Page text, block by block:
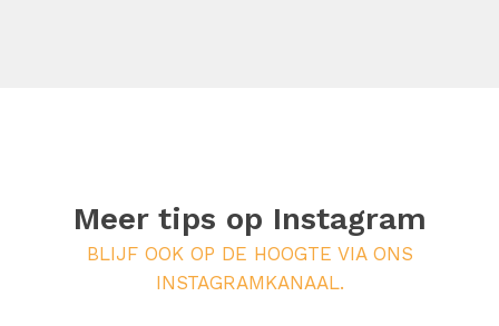
Meer tips op Instagram
BLIJF OOK OP DE HOOGTE VIA ONS
INSTAGRAMKANAAL.